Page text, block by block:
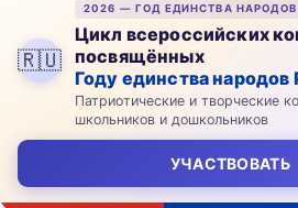
🇷🇺
2026 — ГОД ЕДИНСТВА
Цикл всероссийских
посвящённых
Году единства народов
Патриотические и творческие
школьников и дошкольников
УЧАСТВОВАТЬ